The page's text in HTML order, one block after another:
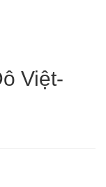
Việt-